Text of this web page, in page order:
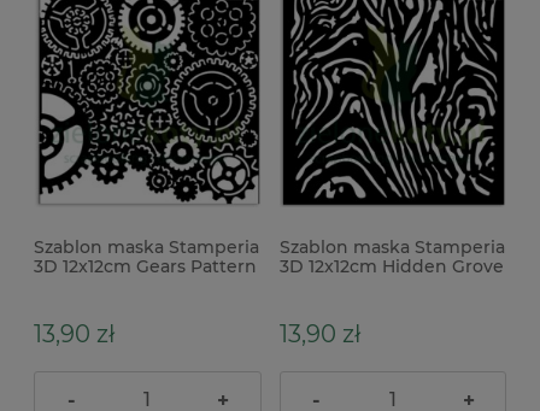
Szablon maska Stamperia
3D 12x12cm Gears Pattern
13,90 zł
- +
Szablon maska Stamperia
3D 12x12cm Hidden Grove
13,90 zł
- +